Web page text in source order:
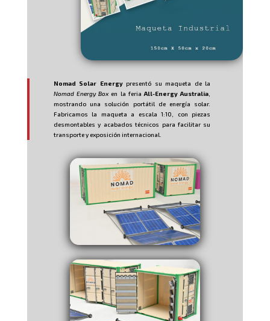
Nomad Solar Energypresentó su maqueta de la
Nomad Energy Box en la feriaAll-Energy Australia
mostrando una solución portátil de energía solar.
Fabricamos la maqueta a escala 1:10, con piezas
desmontables y acabados técnicos para facilitar su
transporte y exposición internacional.